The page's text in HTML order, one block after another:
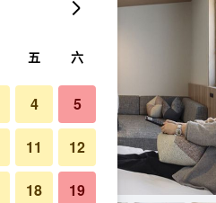
五 六
4 5
11 12
18 19